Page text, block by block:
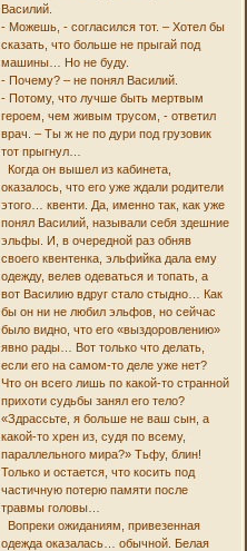
Василий.
- Можешь, - согласился тот. – Хотел бы
сказать, что больше не прыгай под
машины… Но не буду.
- Почему? – не понял Василий.
- Потому, что лучше быть мертвым
героем, чем живым трусом, - ответил
врач. – Ты ж не по дури под грузовик
тот прыгнул…
Когда он вышел из кабинета,
оказалось, что его уже ждали родители
этого… квенти. Да, именно так, как уже
понял Василий, называли себя здешние
эльфы. И, в очередной раз обняв
своего квентенка, эльфийка дала ему
одежду, велев одеваться и топать, а
вот Василию вдруг стало стыдно… Как
бы он ни не любил эльфов, но сейчас
было видно, что его «выздоровлению»
явно рады… Вот только что делать,
если его на самом-то деле уже нет?
Что он всего лишь по какой-то странной
прихоти судьбы занял его тело?
«Здрассьте, я больше не ваш сын, а
какой-то хрен из, судя по всему,
параллельного мира?» Тьфу, блин!
Только и остается, что косить под
частичную потерю памяти после
травмы головы…
Вопреки ожиданиям, привезенная
одежда оказалась… обычной. Белая